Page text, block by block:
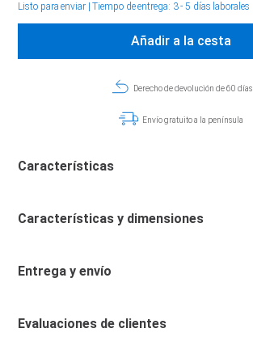
Listo para enviar |Tiempo de entrega: 3 - 5 días laborales
Añadir a la cesta
Derecho de devolución de 60 días
Envío gratuito a la península
Características
Características y dimensiones
Entrega y envío
Evaluaciones de clientes